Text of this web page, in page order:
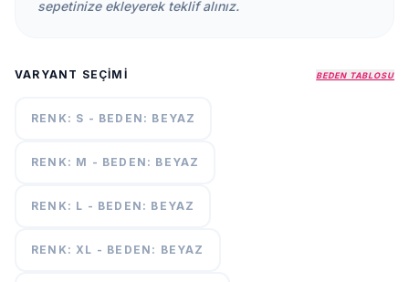
KURUMSAL
İLETİŞİM
call
7/24
537
sepetinize ekleyerek teklif alınız.
VARYANT SEÇIMI BEDEN TABLOSU
RENK: S - BEDEN: BEYAZ
RENK: M - BEDEN: BEYAZ
RENK: L - BEDEN: BEYAZ
RENK: XL - BEDEN: BEYAZ